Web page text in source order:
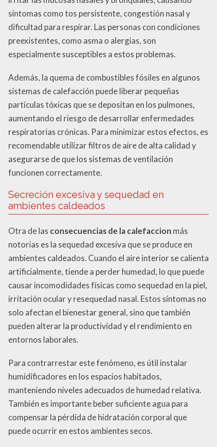
síntomas como tos persistente, congestión nasal y
dificultad para respirar. Las personas con condiciones
preexistentes, como asma o alergias, son
especialmente susceptibles a estos problemas.
Además, la quema de combustibles fósiles en algunos
sistemas de calefacción puede liberar pequeñas
partículas tóxicas que se depositan en los pulmones,
aumentando el riesgo de desarrollar enfermedades
respiratorias crónicas. Para minimizar estos efectos, es
recomendable utilizar filtros de aire de alta calidad y
asegurarse de que los sistemas de ventilación
funcionen correctamente.
Secreción excesiva y sequedad en
ambientes caldeados
Otra de las consecuencias de la calefaccion más
notorias es la sequedad excesiva que se produce en
ambientes caldeados. Cuando el aire interior se calienta
artificialmente, tiende a perder humedad, lo que puede
causar incomodidades físicas como sequedad en la piel,
irritación ocular y resequedad nasal. Estos síntomas no
solo afectan el bienestar general, sino que también
pueden alterar la productividad y el rendimiento en
entornos laborales.
Para contrarrestar este fenómeno, es útil instalar
humidificadores en los espacios habitados,
manteniendo niveles adecuados de humedad relativa.
También es importante beber suficiente agua para
compensar la pérdida de hidratación corporal que
puede ocurrir en estos ambientes secos.